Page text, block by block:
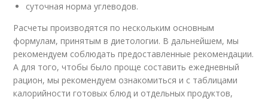
суточная норма углеводов.
Расчеты производятся по нескольким основным
формулам, принятым в диетологии. В дальнейшем, мы
рекомендуем соблюдать предоставленные рекомендации.
А для того, чтобы было проще составить ежедневный
рацион, мы рекомендуем ознакомиться и с таблицами
калорийности готовых блюд и отдельных продуктов,